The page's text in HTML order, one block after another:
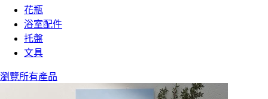
花瓶
浴室配件
托盤
文具
瀏覽所有產品